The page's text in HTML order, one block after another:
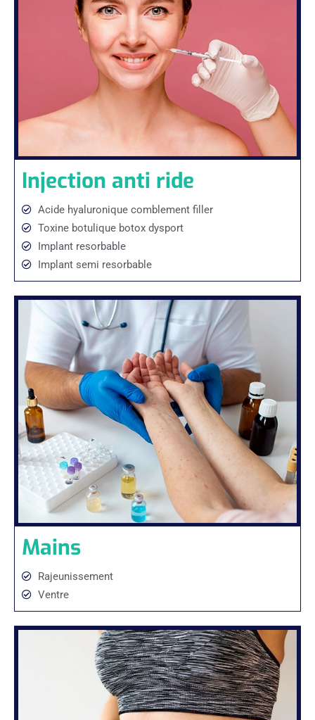
Injection anti ride
Acide hyaluronique comblement filler
Toxine botulique botox dysport
Implant resorbable
Implant semi resorbable
Mains
Rajeunissement
Ventre